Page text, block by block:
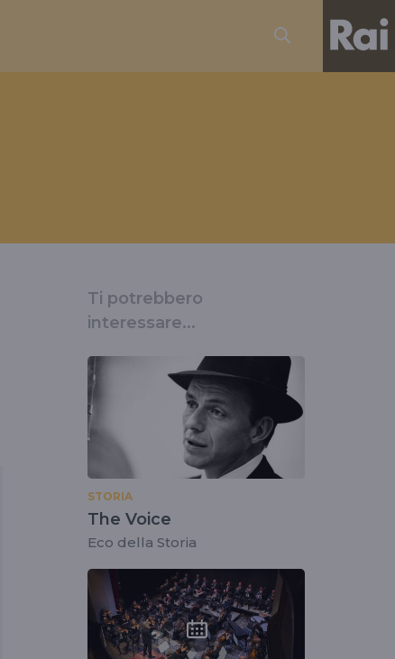
Ti potrebbero
interessare...
STORIA
The Voice
Eco della Storia